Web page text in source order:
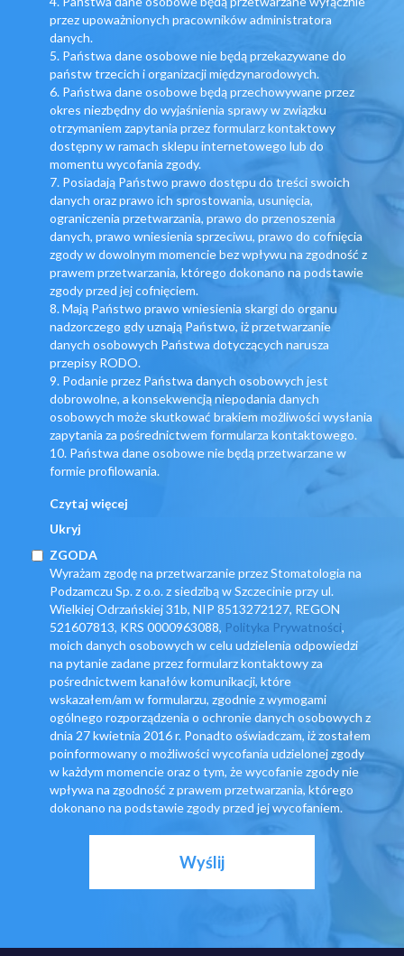
przez upoważnionych pracowników administratora
danych.
5. Państwa dane osobowe nie będą przekazywane do
państw trzecich i organizacji międzynarodowych.
6. Państwa dane osobowe będą przechowywane przez
okres niezbędny do wyjaśnienia sprawy w związku
otrzymaniem zapytania przez formularz kontaktowy
dostępny w ramach sklepu internetowego lub do
momentu wycofania zgody.
7. Posiadają Państwo prawo dostępu do treści swoich
danych oraz prawo ich sprostowania, usunięcia,
ograniczenia przetwarzania, prawo do przenoszenia
danych, prawo wniesienia sprzeciwu, prawo do cofnięcia
zgody w dowolnym momencie bez wpływu na zgodność z
prawem przetwarzania, którego dokonano na podstawie
zgody przed jej cofnięciem.
8. Mają Państwo prawo wniesienia skargi do organu
nadzorczego gdy uznają Państwo, iż przetwarzanie
danych osobowych Państwa dotyczących narusza
przepisy RODO.
9. Podanie przez Państwa danych osobowych jest
dobrowolne, a konsekwencją niepodania danych
osobowych może skutkować brakiem możliwości wysłania
zapytania za pośrednictwem formularza kontaktowego.
10. Państwa dane osobowe nie będą przetwarzane w
formie profilowania.
Czytaj więcej
Ukryj
ZGODA
Wyrażam zgodę na przetwarzanie przez Stomatologia na
Podzamczu Sp. z o.o. z siedzibą w Szczecinie przy ul.
Wielkiej Odrzańskiej 31b, NIP 8513272127, REGON
521607813, KRS 0000963088, Polityka Prywatności,
moich danych osobowych w celu udzielenia odpowiedzi
na pytanie zadane przez formularz kontaktowy za
pośrednictwem kanałów komunikacji, które
wskazałem/am w formularzu, zgodnie z wymogami
ogólnego rozporządzenia o ochronie danych osobowych z
dnia 27 kwietnia 2016 r. Ponadto oświadczam, iż zostałem
poinformowany o możliwości wycofania udzielonej zgody
w każdym momencie oraz o tym, że wycofanie zgody nie
wpływa na zgodność z prawem przetwarzania, którego
dokonano na podstawie zgody przed jej wycofaniem.